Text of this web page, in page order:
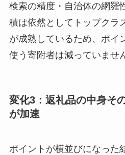
検索の精度・自治体の網羅
積は依然としてトップクラ
が成熟しているため、ポイ
使う寄附者は減っていませ
変化3：返礼品の中身そ
が加速
ポイントが横並びになった